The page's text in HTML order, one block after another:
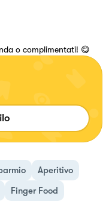
o complimentati! 😋
Aperitivo
Finger Food